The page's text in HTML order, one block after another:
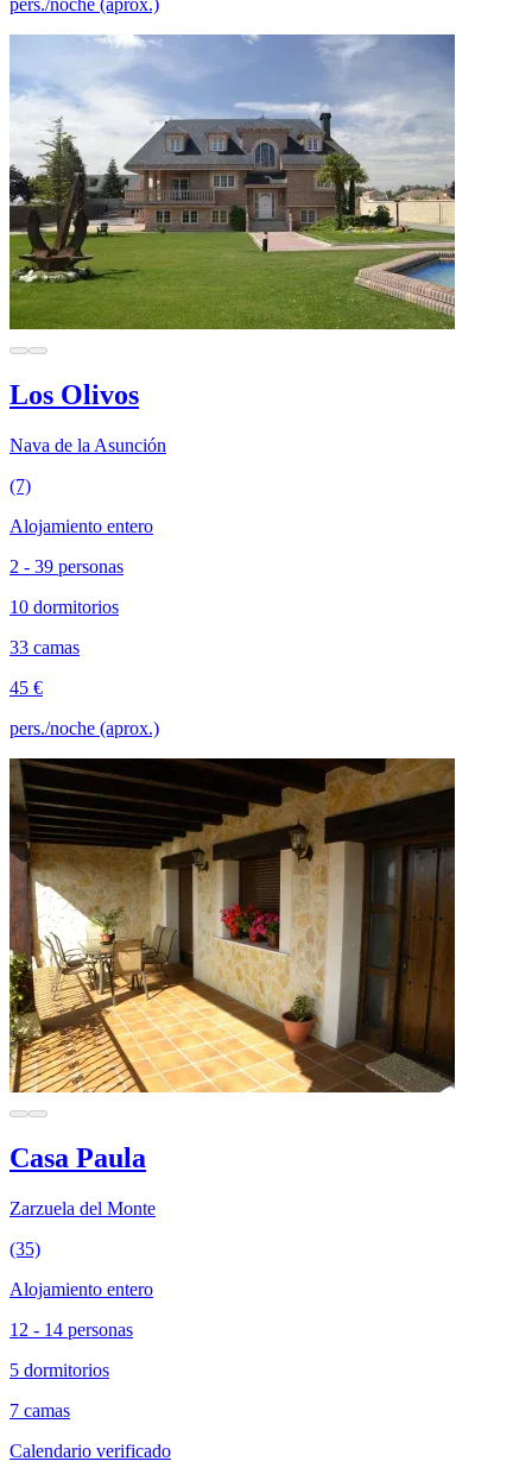
Los Olivos
Nava de la Asunción
(7)
Alojamiento entero
2 - 39 personas
10 dormitorios
33 camas
45 €
pers./noche (aprox.)
Casa Paula
Zarzuela del Monte
(35)
Alojamiento entero
12 - 14 personas
5 dormitorios
7 camas
Calendario verificado